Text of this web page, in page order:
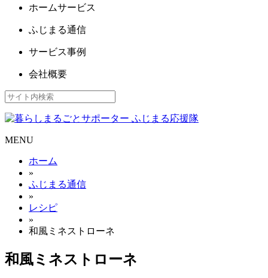
ホームサービス
ふじまる通信
サービス事例
会社概要
MENU
ホーム
»
ふじまる通信
»
レシピ
»
和風ミネストローネ
和風ミネストローネ